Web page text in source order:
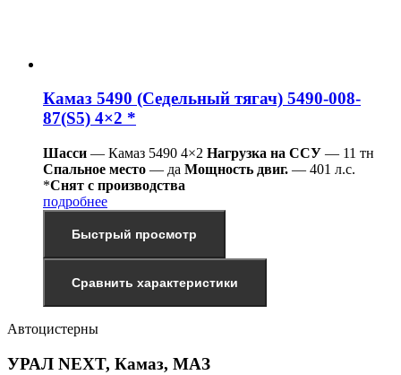
Камаз 5490 (Седельный тягач) 5490-008-
87(S5) 4×2 *
Шасси — Камаз 5490 4×2 Нагрузка на ССУ — 11 тн
Спальное место — да Мощность двиг. — 401 л.с.
*Снят с производства
подробнее
Быстрый просмотр
Сравнить характеристики
Автоцистерны
УРАЛ NEXT, Камаз, МАЗ